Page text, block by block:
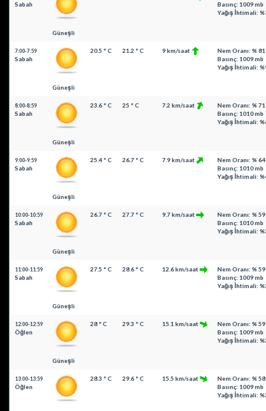
Sabah
Güneşli
Basınç: 1009 mb
Yağış İhtimali:
7:00-7:59
Sabah
Güneşli
20.5 ° C 21.2 ° C 9 km/saat
Nem Oranı: % 81
Basınç: 1009 mb
Yağış İhtimali:
8:00-8:59
Sabah
Güneşli
23.6 ° C 25 ° C 7.2 km/saat
Nem Oranı: % 71
Basınç: 1010 mb
Yağış İhtimali:
9:00-9:59
Sabah
Güneşli
25.4 ° C 26.7 ° C 7.9 km/saat
Nem Oranı: % 64
Basınç: 1010 mb
Yağış İhtimali:
10:00-10:59
Sabah
Güneşli
26.7 ° C 27.7 ° C 9.7 km/saat
Nem Oranı: % 59
Basınç: 1010 mb
Yağış İhtimali:
11:00-11:59
Sabah
Güneşli
27.5 ° C 28.6 ° C 12.6 km/saat
Nem Oranı: % 59
Basınç: 1009 mb
Yağış İhtimali:
12:00-12:59
Öğlen
Güneşli
28 ° C 29.3 ° C 15.1 km/saat
Nem Oranı: % 59
Basınç: 1009 mb
Yağış İhtimali:
13:00-13:59
Öğlen
28.3 ° C 29.6 ° C 15.5 km/saat
Nem Oranı: % 58
Basınç: 1009 mb
Yağış İhtimali: